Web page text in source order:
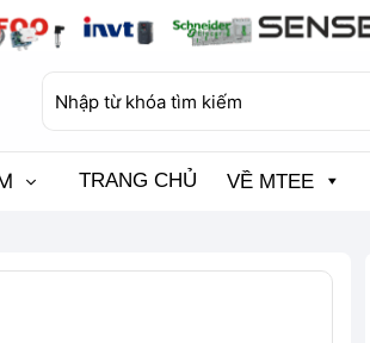
kiếm:
TRANG CHỦ VỀ MTEE